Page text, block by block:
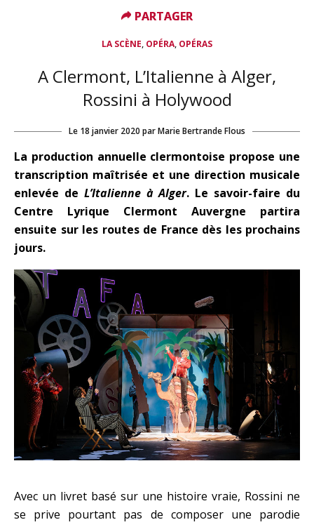
LA SCÈNE, OPÉRA, OPÉRAS
A Clermont, L’Italienne à Alger,
Rossini à Holywood
Le 18 janvier 2020 parMarie Bertrande Flous
La production annuelle clermontoise propose une
transcription maîtrisée et une direction musicale
enlevée de L’Italienne à Alger. Le savoir-faire du
Centre Lyrique Clermont Auvergne partira
ensuite sur les routes de France dès les prochains
jours.
Avec un livret basé sur une histoire vraie, Rossini ne
se prive pourtant pas de composer une parodie
PARTAGER
PARTAGER